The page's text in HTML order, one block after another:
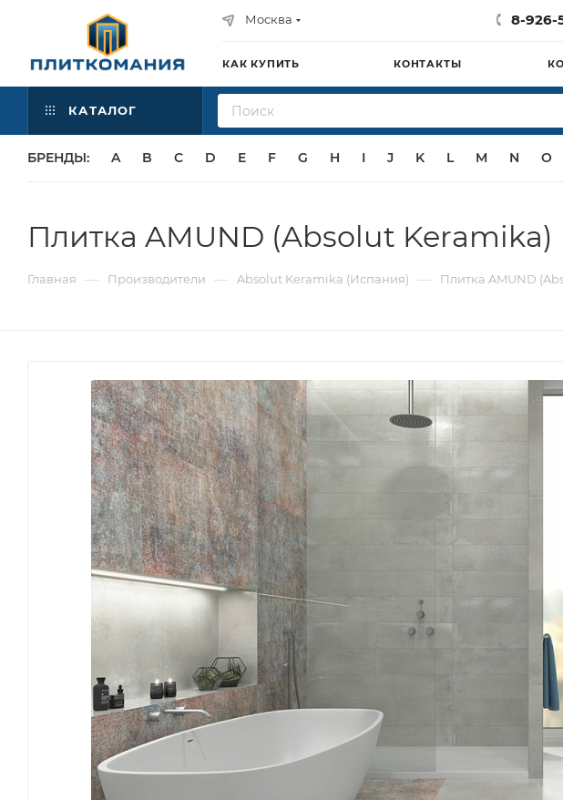
Москва 8-926-
КАК КУПИТЬ КОНТАКТЫ
КАТАЛОГ
БРЕНДЫ: A B C D E F G H I J K L M N O
Плитка AMUND (Absolut Keramika)
Главная — Производители — Absolut Keramika (Испания) — Плитка AMUND